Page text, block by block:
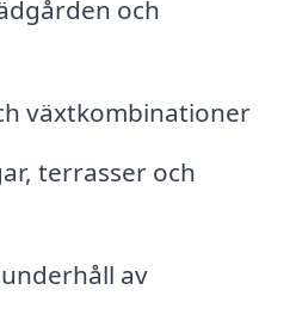
och
växtkombinationer
terrasser och
av